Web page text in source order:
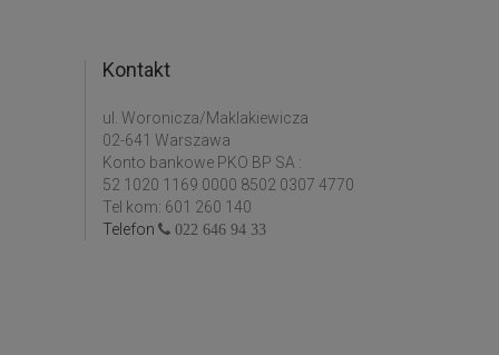
Kontakt
ul. Woronicza/Maklakiewicza
02-641 Warszawa
Konto bankowe PKO BP SA :
52 1020 1169 0000 8502 0307 4770
Tel kom: 601 260 140
Telefon
022 646 94 33